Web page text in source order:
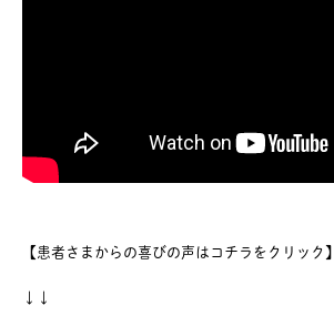
【患者さまからの喜びの声はコチラをクリック】
↓↓